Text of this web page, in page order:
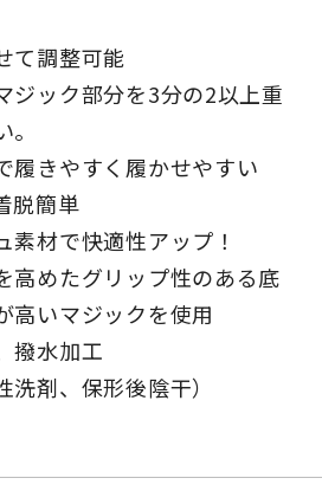
て調整可能
ジック部分を3分の2以上重
きやすく履かせやすい
脱簡単
材で快適性アップ！
めたグリップ性のある底
いマジックを使用
撥水加工
剤、保形後陰干）